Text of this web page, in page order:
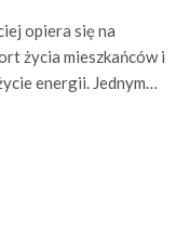
opiera się na
życia mieszkańców i
energii. Jednym…